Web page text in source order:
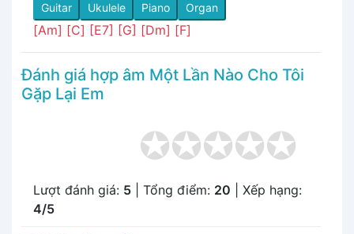
Guitar Ukulele Piano Organ
[Am] [C] [E7] [G] [Dm] [F]
Đánh giá hợp âm Một Lần Nào Cho Tôi
Gặp Lại Em
Lượt đánh giá: 5 | Tổng điểm: 20 | Xếp hạng:
4/5